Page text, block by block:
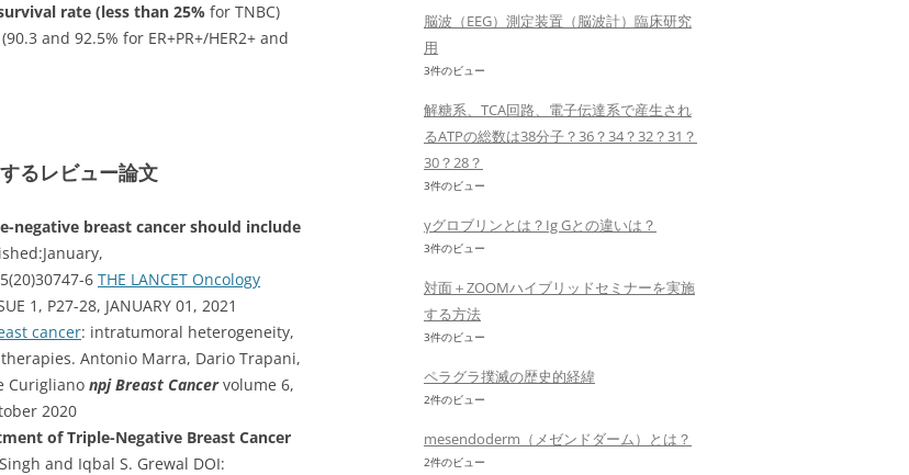
rate (less than 25% for TNBC)
and 92.5% for ER+PR+/HER2+ and
るレビュー論文
breast cancer should include
6 THE LANCET Oncology
1, P27-28, JANUARY 01, 2021
cancer: intratumoral heterogeneity,
Antonio Marra, Dario Trapani,
Curigliano npj Breast Cancervolume 6,
2020
of Triple-Negative Breast Cancer
and Iqbal S. Grewal DOI:
脳波（EEG）測定装置（脳波計）臨床研究
用
3件のビュー
解糖系、TCA回路、電子伝達系で産生され
るATPの総数は38分子？36？34？32？31？
30？28？
3件のビュー
γグロブリンとは？Ig Gとの違いは？
3件のビュー
対面＋ZOOMハイブリッドセミナーを実施
する方法
3件のビュー
ペラグラ撲滅の歴史的経緯
2件のビュー
mesendoderm（メゼンドダーム）とは？
2件のビュー